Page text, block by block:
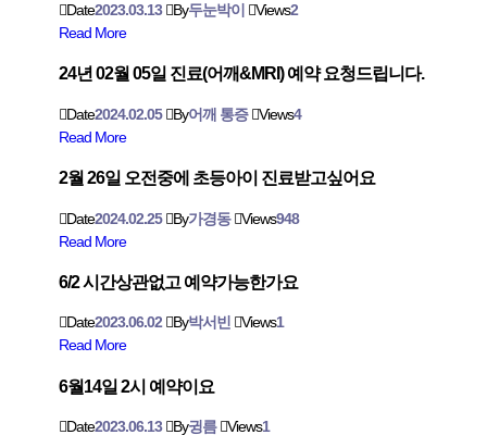
Date2023.03.13 By두눈박이 Views2
Read More
24년 02월 05일 진료(어깨&MRI) 예약 요청드립니다.
Date2024.02.05 By어깨 통증 Views4
Read More
2월 26일 오전중에 초등아이 진료받고싶어요
Date2024.02.25 By가경동 Views948
Read More
6/2 시간상관없고 예약가능한가요
Date2023.06.02 By박서빈 Views1
Read More
6월14일 2시 예약이요
Date2023.06.13 By귕름 Views1